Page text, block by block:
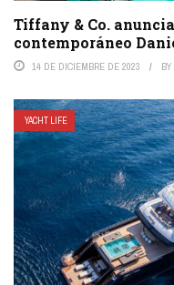
Tiffany & Co.
contemporáneo
14 DE DICIEMBRE DE 2023 BY
YACHT LIFE